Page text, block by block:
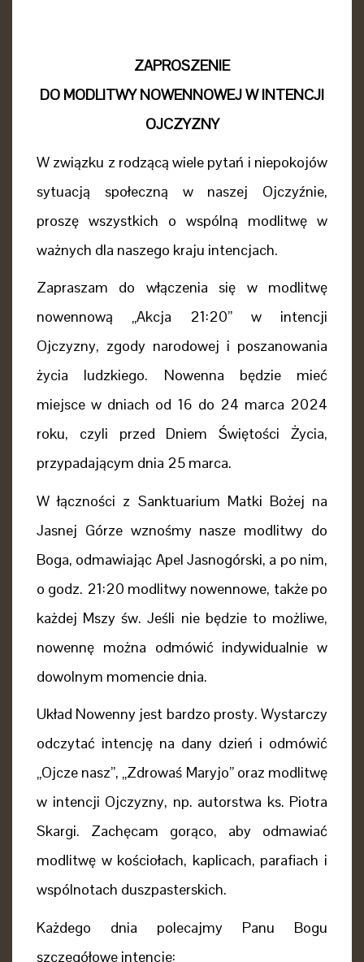
ZAPROSZENIE
DO MODLITWY NOWENNOWEJ W INTENCJI
OJCZYZNY
W związku z rodzącą wiele pytań i niepokojów
sytuacją społeczną w naszej Ojczyźnie,
proszę wszystkich o wspólną modlitwę w
ważnych dla naszego kraju intencjach.
Zapraszam do włączenia się w modlitwę
nowennową „Akcja 21:20” w intencji
Ojczyzny, zgody narodowej i poszanowania
życia ludzkiego. Nowenna będzie mieć
miejsce w dniach od 16 do 24 marca 2024
roku, czyli przed Dniem Świętości Życia,
przypadającym dnia 25 marca.
W łączności z Sanktuarium Matki Bożej na
Jasnej Górze wznośmy nasze modlitwy do
Boga, odmawiając Apel Jasnogórski, a po nim,
o godz. 21:20 modlitwy nowennowe, także po
każdej Mszy św. Jeśli nie będzie to możliwe,
nowennę można odmówić indywidualnie w
dowolnym momencie dnia.
Układ Nowenny jest bardzo prosty. Wystarczy
odczytać intencję na dany dzień i odmówić
„Ojcze nasz”, „Zdrowaś Maryjo” oraz modlitwę
w intencji Ojczyzny, np. autorstwa ks. Piotra
Skargi. Zachęcam gorąco, aby odmawiać
modlitwę w kościołach, kaplicach, parafiach i
wspólnotach duszpasterskich.
Każdego dnia polecajmy Panu Bogu
szczegółowe intencje: